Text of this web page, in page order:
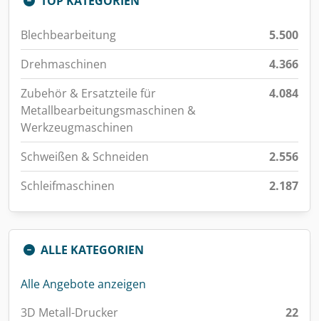
Blechbearbeitung
5.500
Drehmaschinen
4.366
Zubehör & Ersatzteile für
Metallbearbeitungsmaschinen &
Werkzeugmaschinen
4.084
Schweißen & Schneiden
2.556
Schleifmaschinen
2.187
ALLE KATEGORIEN
Alle Angebote anzeigen
3D Metall-Drucker
22